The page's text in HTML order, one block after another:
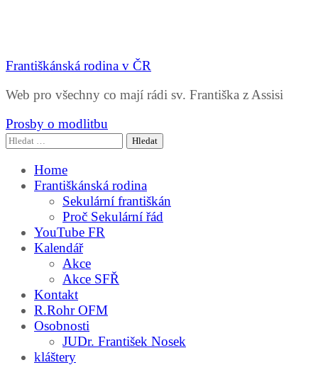
Františkánská rodina v ČR
Web pro všechny co mají rádi sv. Františka z Assisi
Prosby o modlitbu
Vyhledávání
Home
Františkánská rodina
Sekulární františkán
Proč Sekulární řád
YouTube FR
Kalendář
Akce
Akce SFŘ
Kontakt
R.Rohr OFM
Osobnosti
JUDr. František Nosek
kláštery